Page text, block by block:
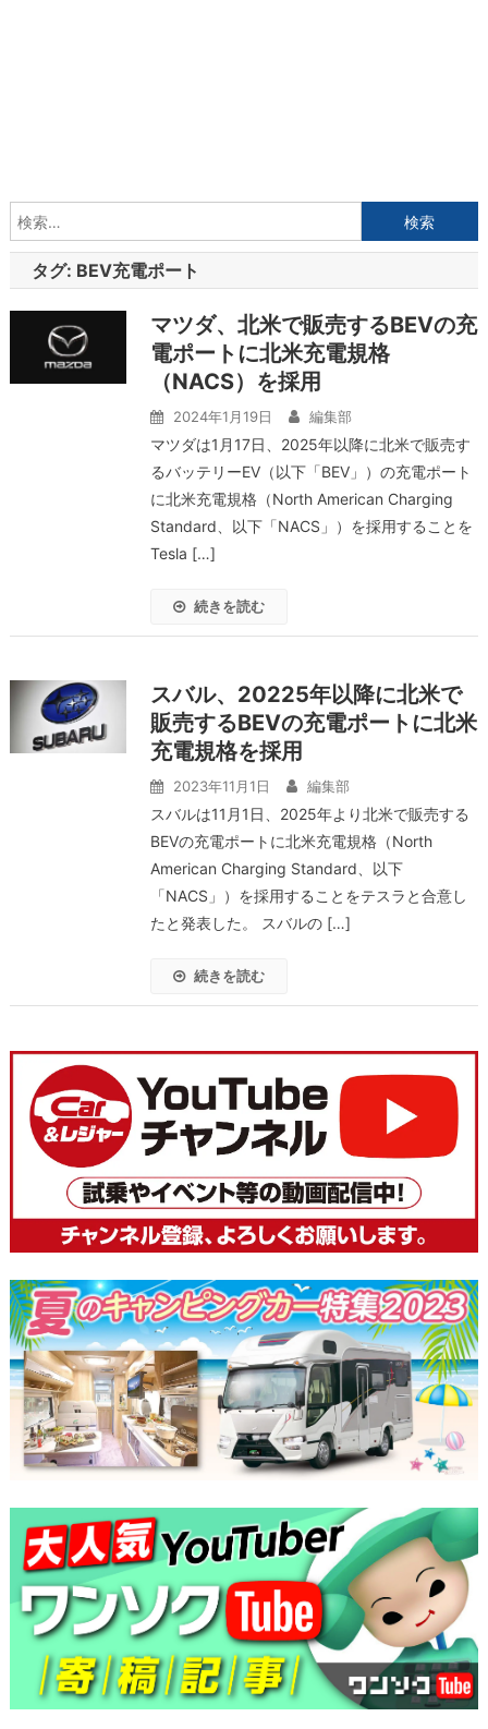
索:
タグ: BEV充電ポート
マツダ、北米で販売するBEVの充
電ポートに北米充電規格
（NACS）を採用
2024年1月19日 編集部
マツダは1月17日、2025年以降に北米で販売す
るバッテリーEV（以下「BEV」）の充電ポート
に北米充電規格（North American Charging
Standard、以下「NACS」）を採用することを
Tesla […]
続きを読む
スバル、20225年以降に北米で
販売するBEVの充電ポートに北米
充電規格を採用
2023年11月1日 編集部
スバルは11月1日、2025年より北米で販売する
BEVの充電ポートに北米充電規格（North
American Charging Standard、以下
「NACS」）を採用することをテスラと合意し
たと発表した。 スバルの […]
続きを読む